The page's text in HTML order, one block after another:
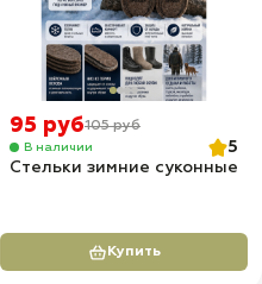
95 руб105 руб
В наличии
5
Стельки зимние суконные
Купить